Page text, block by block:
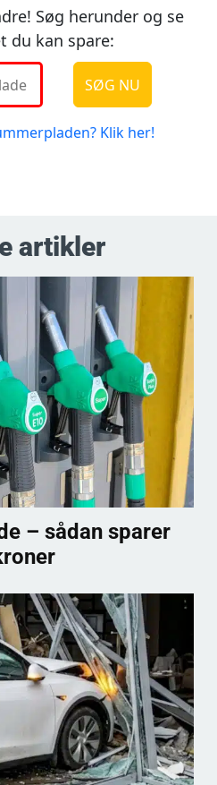
artikler
– sådan sparer